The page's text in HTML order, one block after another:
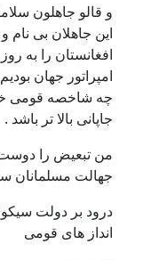
قالو جاهلون سلاما
جاهلان بی نام و
را به روز سیاه
شاخصه قومی خود می
بالا تر باشد .
تبعیض را دوست ندارم و
مسلمانان سنتی و
بر دولت سیکولار
های قومی